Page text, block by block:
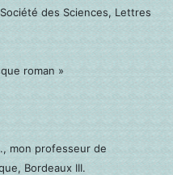
des Sciences, Lettres
roman »
mon professeur de
Bordeaux III.